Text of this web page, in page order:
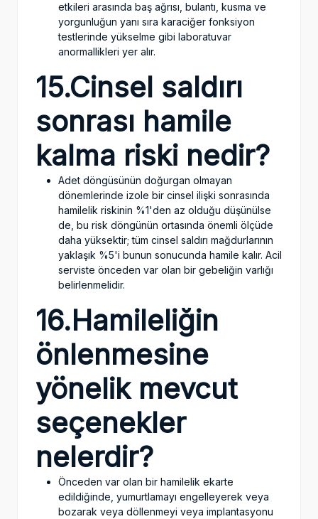
etkileri arasında baş ağrısı, bulantı, kusma ve
yorgunluğun yanı sıra karaciğer fonksiyon
testlerinde yükselme gibi laboratuvar
anormallikleri yer alır.
15.Cinsel saldırı
sonrası hamile
kalma riski nedir?
Adet döngüsünün doğurgan olmayan
dönemlerinde izole bir cinsel ilişki sonrasında
hamilelik riskinin %1'den az olduğu düşünülse
de, bu risk döngünün ortasında önemli ölçüde
daha yüksektir; tüm cinsel saldırı mağdurlarının
yaklaşık %5'i bunun sonucunda hamile kalır. Acil
serviste önceden var olan bir gebeliğin varlığı
belirlenmelidir.
16.Hamileliğin
önlenmesine
yönelik mevcut
seçenekler
nelerdir?
Önceden var olan bir hamilelik ekarte
edildiğinde, yumurtlamayı engelleyerek veya
bozarak veya döllenmeyi veya implantasyonu